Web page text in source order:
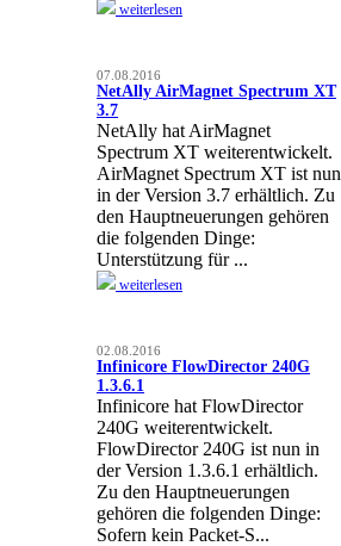
weiterlesen
07.08.2016
NetAlly AirMagnet Spectrum XT
3.7
NetAlly hat AirMagnet
Spectrum XT weiterentwickelt.
AirMagnet Spectrum XT ist nun
in der Version 3.7 erhältlich. Zu
den Hauptneuerungen gehören
die folgenden Dinge:
Unterstützung für ...
weiterlesen
02.08.2016
Infinicore FlowDirector 240G
1.3.6.1
Infinicore hat FlowDirector
240G weiterentwickelt.
FlowDirector 240G ist nun in
der Version 1.3.6.1 erhältlich.
Zu den Hauptneuerungen
gehören die folgenden Dinge:
Sofern kein Packet-S...